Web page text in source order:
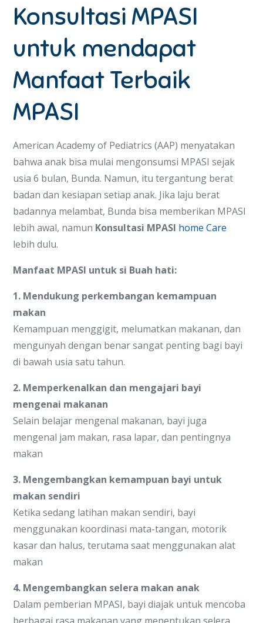
Konsultasi MPASI
untuk mendapat
Manfaat Terbaik
MPASI
American Academy of Pediatrics (AAP) menyatakan
bahwa anak bisa mulai mengonsumsi MPASI sejak
usia 6 bulan, Bunda. Namun, itu tergantung berat
badan dan kesiapan setiap anak. Jika laju berat
badannya melambat, Bunda bisa memberikan MPASI
lebih awal, namun Konsultasi MPASI home Care
lebih dulu.
Manfaat MPASI untuk si Buah hati:
1. Mendukung perkembangan kemampuan
makan
Kemampuan menggigit, melumatkan makanan, dan
mengunyah dengan benar sangat penting bagi bayi
di bawah usia satu tahun.
2. Memperkenalkan dan mengajari bayi
mengenai makanan
Selain belajar mengenal makanan, bayi juga
mengenal jam makan, rasa lapar, dan pentingnya
makan
3. Mengembangkan kemampuan bayi untuk
makan sendiri
Ketika sedang latihan makan sendiri, bayi
menggunakan koordinasi mata-tangan, motorik
kasar dan halus, terutama saat menggunakan alat
makan
4. Mengembangkan selera makan anak
Dalam pemberian MPASI, bayi diajak untuk mencoba